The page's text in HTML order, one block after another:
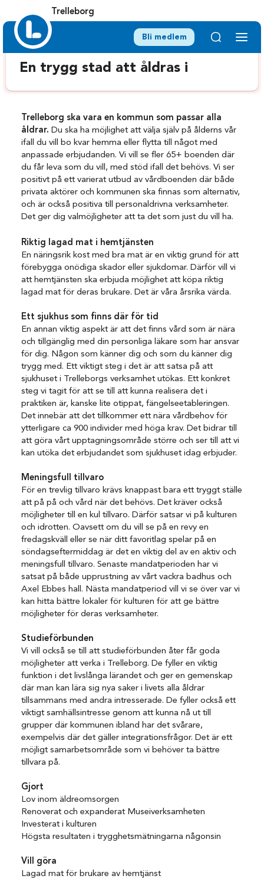
Trelleborg
Bli medlem
En trygg stad att åldras i
Trelleborg ska vara en kommun som passar alla
åldrar. Du ska ha möjlighet att välja själv på ålderns vår
ifall du vill bo kvar hemma eller flytta till något med
anpassade erbjudanden. Vi vill se fler 65+ boenden där
du får leva som du vill, med stöd ifall det behövs. Vi ser
positivt på ett varierat utbud av vårdboenden där både
privata aktörer och kommunen ska finnas som alternativ,
och är också positiva till personaldrivna verksamheter.
Det ger dig valmöjligheter att ta det som just du vill ha.
Riktig lagad mat i hemtjänsten
En näringsrik kost med bra mat är en viktig grund för att
förebygga onödiga skador eller sjukdomar. Därför vill vi
att hemtjänsten ska erbjuda möjlighet att köpa riktig
lagad mat för deras brukare. Det är våra årsrika värda.
Ett sjukhus som finns där för tid
En annan viktig aspekt är att det finns vård som är nära
och tillgänglig med din personliga läkare som har ansvar
för dig. Någon som känner dig och som du känner dig
trygg med. Ett viktigt steg i det är att satsa på att
sjukhuset i Trelleborgs verksamhet utökas. Ett konkret
steg vi tagit för att se till att kunna realisera det i
praktiken är, kanske lite otippat, fängelseetableringen.
Det innebär att det tillkommer ett nära vårdbehov för
ytterligare ca 900 individer med höga krav. Det bidrar till
att göra vårt upptagningsområde större och ser till att vi
kan utöka det erbjudandet som sjukhuset idag erbjuder.
Meningsfull tillvaro
För en trevlig tillvaro krävs knappast bara ett tryggt ställe
att på på och vård när det behövs. Det kräver också
möjligheter till en kul tillvaro. Därför satsar vi på kulturen
och idrotten. Oavsett om du vill se på en revy en
fredagskväll eller se när ditt favoritlag spelar på en
söndagseftermiddag är det en viktig del av en aktiv och
meningsfull tillvaro. Senaste mandatperioden har vi
satsat på både upprustning av vårt vackra badhus och
Axel Ebbes hall. Nästa mandatperiod vill vi se över var vi
kan hitta bättre lokaler för kulturen för att ge bättre
möjligheter för deras verksamheter.
Studieförbunden
Vi vill också se till att studieförbunden åter får goda
möjligheter att verka i Trelleborg. De fyller en viktig
funktion i det livslånga lärandet och ger en gemenskap
där man kan lära sig nya saker i livets alla åldrar
tillsammans med andra intresserade. De fyller också ett
viktigt samhällsintresse genom att kunna nå ut till
grupper där kommunen ibland har det svårare,
exempelvis där det gäller integrationsfrågor. Det är ett
möjligt samarbetsområde som vi behöver ta bättre
tillvara på.
Gjort
Lov inom äldreomsorgen
Renoverat och expanderat Museiverksamheten
Investerat i kulturen
Högsta resultaten i trygghetsmätningarna någonsin
Vill göra
Lagad mat för brukare av hemtjänst